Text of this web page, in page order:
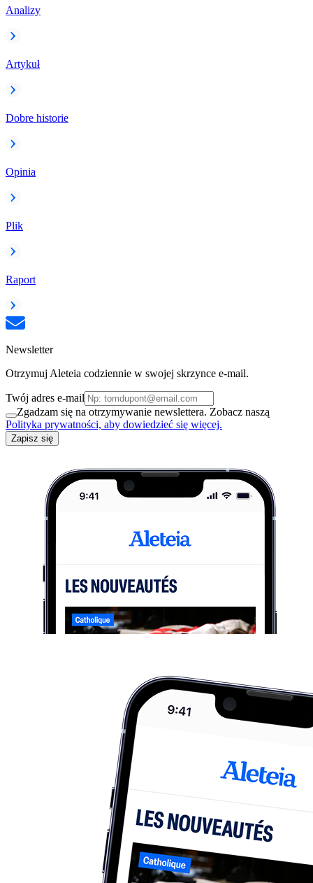
Analizy
Artykuł
Dobre historie
Opinia
Plik
Raport
Newsletter
Otrzymuj Aleteia codziennie w swojej skrzynce e-mail.
Twój adres e-mail
Zgadzam się na otrzymywanie newslettera. Zobacz naszą
Polityka prywatności, aby dowiedzieć się więcej.
Zapisz się